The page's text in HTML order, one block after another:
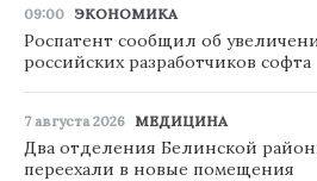
09:00 ЭКОНОМИКА
Роспатент сообщил об
российских разработчиков софта
7 августа 2026 МЕДИЦИНА
Два отделения Белинской
переехали в новые помещения